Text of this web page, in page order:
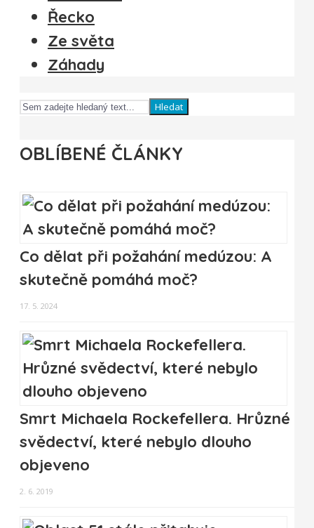
Řecko
Ze světa
Záhady
Hledat
OBLÍBENÉ ČLÁNKY
Co dělat při požahání medúzou: A
skutečně pomáhá moč?
17. 5. 2024
Smrt Michaela Rockefellera. Hrůzné
svědectví, které nebylo dlouho
objeveno
2. 6. 2019